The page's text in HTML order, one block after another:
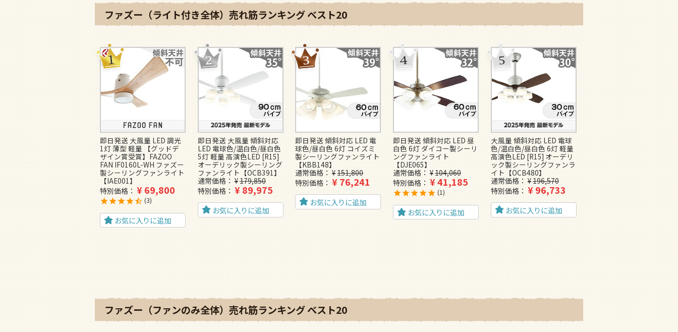
ファズー（ライト付き全体）売れ筋ランキング ベスト20
即日発送 大風量 LED 調光
1灯 薄型 軽量 【グッドデ
ザイン賞受賞】FAZOO
FAN IF0160L-WH ファズー
製シーリングファンライト
【IAE001】
特別価格
¥69,800
3
お気に入りに追加
即日発送 大風量 傾斜対応
LED 電球色/温白色/昼白色
5灯 軽量 高演色LED [R15]
オーデリック製シーリング
ファンライト【OCB391】
通常価格
¥179,850
特別価格
¥ 89,975
お気に入りに追加
即日発送 傾斜対応 LED 電
球色/昼白色 6灯 コイズミ
製シーリングファンライト
【KBB148】
通常価格
¥151,800
特別価格
¥76,241
お気に入りに追加
即日発送 傾斜対応 LED 昼
白色 6灯 ダイコー製シーリ
ングファンライト
【DJE065】
通常価格
¥104,060
特別価格
¥41,185
1
お気に入りに追加
大風量 傾斜対応 LED 電球
色/温白色/昼白色 6灯 軽量
高演色LED [R15] オーデリ
ック製シーリングファンラ
イト【OCB480】
通常価格
¥196,570
特別価格
¥ 96,733
お気に入りに追加
ファズー（ファンのみ全体）売れ筋ランキング ベスト20